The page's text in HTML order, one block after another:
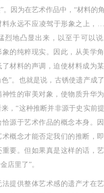
。因为在艺术作品中，“材料的
料永远不应凌驾于形象之上
烈地凸显出来，以至于可以
的纯粹现实。因此，从美学角
材料的声调，迫使材料成为
”。也就是说，古锈使遗产成
性的审美对象，使物质升华
，“这种推断并非源于史实前
恰源于艺术作品的概念本身。
概念才能否定我们的推断，
要。但如果真是这样的话，
店里了”。
提供整体艺术感的遗产才在